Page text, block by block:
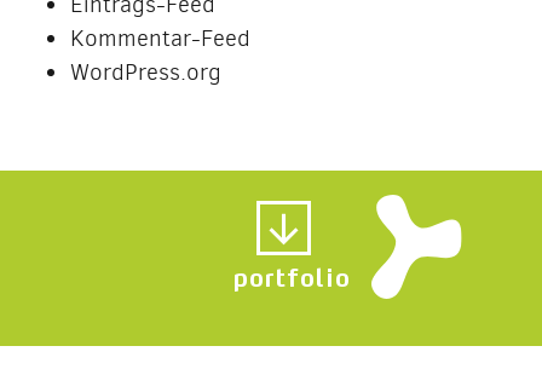
Kommentar-Feed
WordPress.org
portfolio